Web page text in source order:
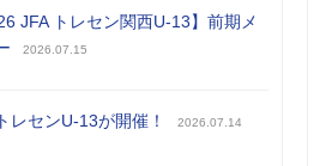
JFA トレセン関西U-13】前期メ
2026.07.15
レセンU-13が開催！ 2026.07.14